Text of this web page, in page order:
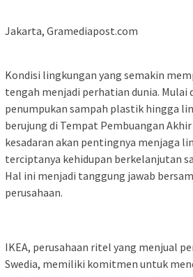
Jakarta, Gramediapost.com
Kondisi lingkungan yang semakin
tengah menjadi perhatian dunia. Mulai
penumpukan sampah plastik hingga
berujung di Tempat Pembuangan
kesadaran akan pentingnya menjaga
terciptanya kehidupan berkelanjutan
Hal ini menjadi tanggung jawab
perusahaan.
IKEA, perusahaan ritel yang menjual
Swedia, memiliki komitmen untuk